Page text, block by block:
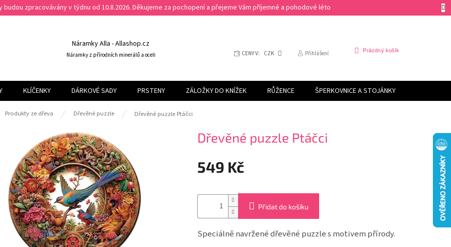
budou zpracovávány v týdnu od 10.8.2026. Děkujeme za pochopení a přejeme Vám příjemné a pohodové léto
CENY V: CZK Přihlášení
Náramky Alla - Allashop.cz
Náramky z přírodních minerálů a oceli
NÁKUPNÍ
Prázdný košík
KLÍČENKY DÁRKOVÉ SADY PRSTENY ZÁLOŽKY DO KNÍŽEK RŮŽENCE ŠPERKOVNICE A STOJÁNKY
Produkty ze dřeva Dřevěné puzzle Dřevěné puzzle Ptáčci
Dřevěné puzzle Ptáčci
549 Kč
cena:
Přidat do košíku
Speciálně navržené dřevěné puzzle s motivem přírody.